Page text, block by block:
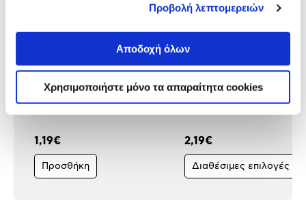
Προβολή λεπτομερειών
Αποδοχή όλων
Χρησιμοποιήστε μόνο τα απαραίτητα cookies
Σπάγκος Φυσικός 50 m
1,19€
Προσθήκη
Q-Connect Κλασέρ από
Επένδυση 8/32
2,19€
Διαθέσιμες επιλογές